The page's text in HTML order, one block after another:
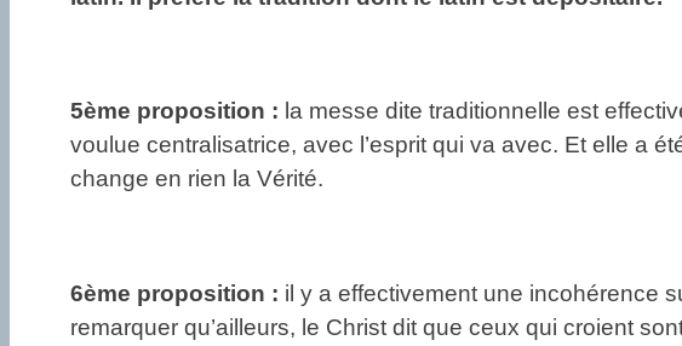
5ème proposition : la messe dite traditionnelle est
voulue centralisatrice, avec l’esprit qui va avec. Et elle a
change en rien la Vérité.
6ème proposition : il y a effectivement une incohérence
remarquer qu’ailleurs, le Christ dit que ceux qui croient